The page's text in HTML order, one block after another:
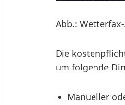
Abb.:
Die
um folgende
Manueller